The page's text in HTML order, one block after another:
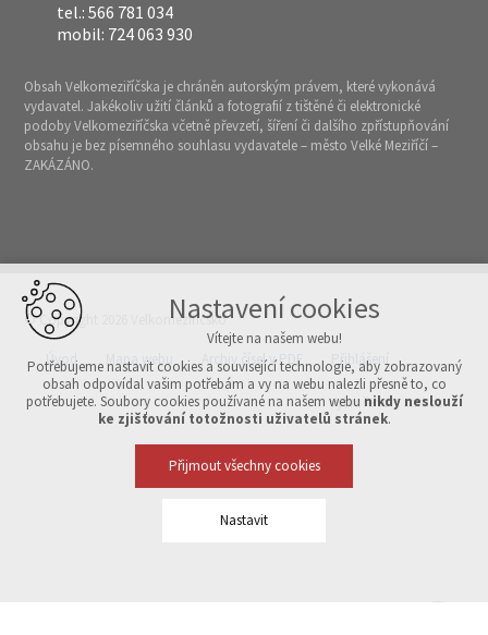
tel.: 566 781 034
mobil: 724 063 930
Obsah Velkomeziříčska je chráněn autorským právem, které vykonává
vydavatel. Jakékoliv užití článků a fotografií z tištěné či elektronické
podoby Velkomeziříčska včetně převzetí, šíření či dalšího zpřístupňování
obsahu je bez písemného souhlasu vydavatele – město Velké Meziříčí –
ZAKÁZÁNO.
© Copyright 2026 Velkomeziříčsko
Úvod Mapa webu Archiv čísel v PDF Přihlášení
Vytvořeno v xart.cz
Nastavení cookies
Vítejte na našem webu!
Potřebujeme nastavit cookies a související technologie, aby zobrazovaný
obsah odpovídal vašim potřebám a vy na webu nalezli přesně to, co
potřebujete. Soubory cookies používané na našem webu nikdy neslouží
ke zjišťování totožnosti uživatelů stránek.
Přijmout všechny cookies
Nastavit